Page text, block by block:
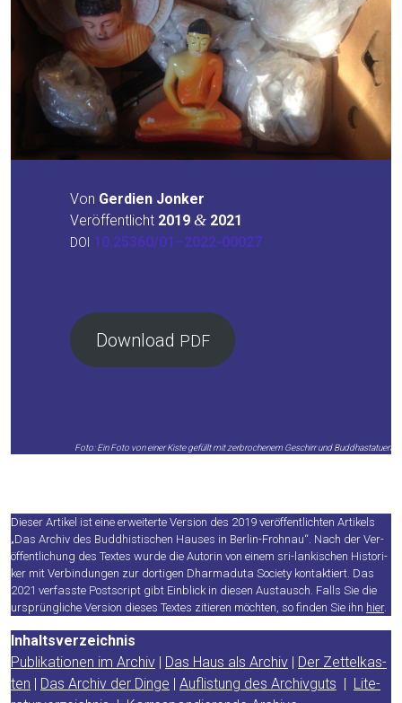
Von Ger­dien Jon­ker
Ver­öf­fent­licht 2019 &2021
DOI 10.25360/01–2022-00027
Down­load PDF
Foto: Ein Foto von einer Kis­te gefüllt mit zer­bro­che­nem Geschirr und Buddhastatuen
Die­ser Arti­kel ist eine erwei­ter­te Ver­si­on des 2019 ver­öf­fent­lich­ten Arti­kels
„Das Archiv des Bud­dhis­ti­schen Hau­ses in Ber­lin-Froh­nau“. Nach der Ver­
öf­fent­li­chung des Tex­tes wur­de die Autorin von einem sri-lan­ki­schen His­to­ri­
ker mit Ver­bin­dun­gen zur dor­ti­gen Dhar­ma­du­ta Socie­ty kon­tak­tiert. Das
2021 ver­fass­te Post­script gibt Ein­blick in die­sen Aus­tausch. Falls Sie die
ursprüng­li­che Ver­si­on die­ses Tex­tes zitie­ren möch­ten, so fin­den Sie ihn hier.
Inhalts­ver­zeich­nis
Publi­ka­tio­nen im Archiv | Das Haus als Archiv | Der Zet­tel­kas­
ten | Das Archiv der Din­ge | Auf­lis­tung des Archiv­guts | Lite­